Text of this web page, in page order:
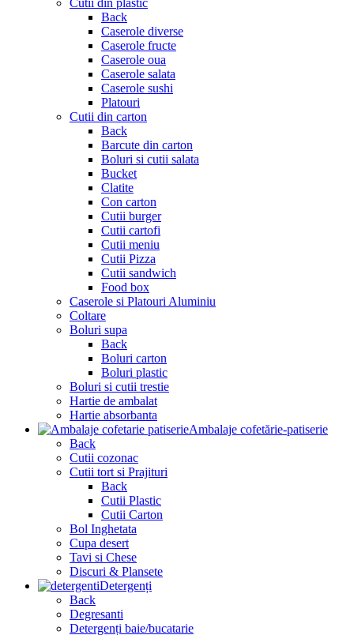
Cutii din plastic
Back
Caserole diverse
Caserole fructe
Caserole oua
Caserole salata
Caserole sushi
Platouri
Cutii din carton
Back
Barcute din carton
Boluri si cutii salata
Bucket
Clatite
Con carton
Cutii burger
Cutii cartofi
Cutii meniu
Cutii Pizza
Cutii sandwich
Food box
Caserole si Platouri Aluminiu
Coltare
Boluri supa
Back
Boluri carton
Boluri plastic
Boluri si cutii trestie
Hartie de ambalat
Hartie absorbanta
Ambalaje cofetărie-patiserie
Back
Cutii cozonac
Cutii tort si Prajituri
Back
Cutii Plastic
Cutii Carton
Bol Inghetata
Cupa desert
Tavi si Chese
Discuri & Plansete
Detergenți
Back
Degresanti
Detergenți baie/bucatarie